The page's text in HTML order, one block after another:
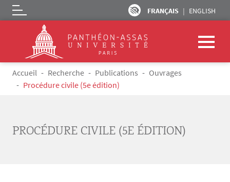
Aller au contenu principal
FRANÇAIS ENGLISH
Logo
Fil d'Ariane
Accueil Recherche Publications
Ouvrages
Procédure civile (5e édition)
PROCÉDURE CIVILE (5E ÉDITION)